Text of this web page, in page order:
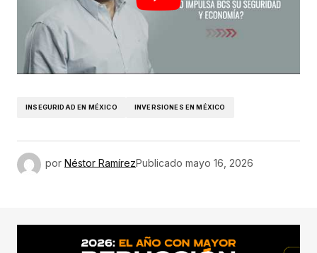
INSEGURIDAD EN MÉXICO INVERSIONES EN MÉXICO
por Néstor RamírezPublicado mayo 16, 2026